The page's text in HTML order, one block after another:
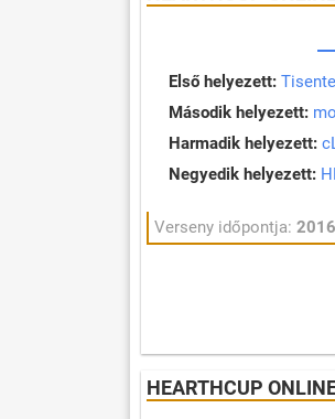
Első helyezett:
Második helyezett:
Harmadik helyezett:
Negyedik helyezett:
Verseny időpontja:
HEARTHCUP